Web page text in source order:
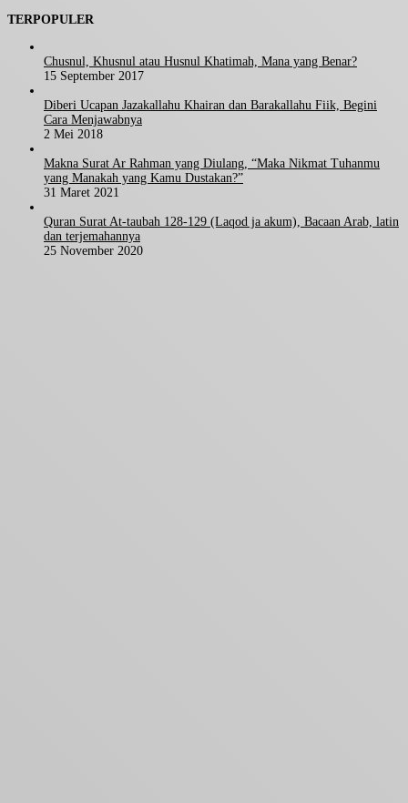
TERPOPULER
Chusnul, Khusnul atau Husnul Khatimah, Mana yang Benar?
15 September 2017
Diberi Ucapan Jazakallahu Khairan dan Barakallahu Fiik, Begini
Cara Menjawabnya
2 Mei 2018
Makna Surat Ar Rahman yang Diulang, “Maka Nikmat Tuhanmu
yang Manakah yang Kamu Dustakan?”
31 Maret 2021
Quran Surat At-taubah 128-129 (Laqod ja akum), Bacaan Arab, latin
dan terjemahannya
25 November 2020